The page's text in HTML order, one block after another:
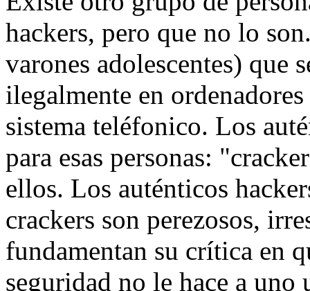
hackers, pero que no lo
varones adolescentes) que
ilegalmente en
sistema teléfonico. Los
para esas personas:
ellos. Los auténticos
crackers son perezosos,
fundamentan su crítica en
seguridad no le hace a uno